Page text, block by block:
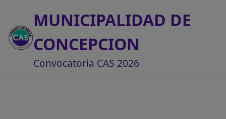
MUNICIPALIDAD DE
CONCEPCION
Convocatoria CAS 2026